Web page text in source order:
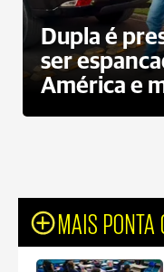
Dupla é
ser
América e
MAIS PONTA